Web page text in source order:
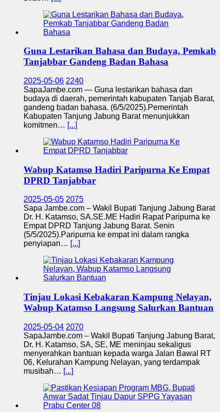
Guna Lestarikan Bahasa dan Budaya, Pemkab
Tanjabbar Gandeng Badan Bahasa
2025-05-06 2240
SapaJambe.com — Guna lestarikan bahasa dan
budaya di daerah, pemerintah kabupaten Tanjab Barat,
gandeng badan bahasa. (6/5/2025).Pemerintah
Kabupaten Tanjung Jabung Barat menunjukkan
komitmen… [...]
Wabup Katamso Hadiri Paripurna Ke Empat
DPRD Tanjabbar
2025-05-05 2075
Sapa Jambe.com – Wakil Bupati Tanjung Jabung Barat
Dr. H. Katamso, SA.SE.ME Hadiri Rapat Paripurna ke
Empat DPRD Tanjung Jabung Barat. Senin
(5/5/2025).Paripurna ke empat ini dalam rangka
penyiapan… [...]
Tinjau Lokasi Kebakaran Kampung Nelayan,
Wabup Katamso Langsung Salurkan Bantuan
2025-05-04 2070
SapaJambe.com – Wakil Bupati Tanjung Jabung Barat,
Dr. H. Katamso, SA, SE, ME meninjau sekaligus
menyerahkan bantuan kepada warga Jalan Bawal RT
06, Kelurahan Kampung Nelayan, yang terdampak
musibah… [...]